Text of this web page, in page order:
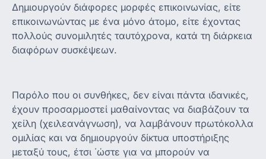
Δημιουργούν διάφορες μορφές επικοινωνίας, είτε
επικοινωνώντας με ένα μόνο άτομο, είτε έχοντας
πολλούς συνομιλητές ταυτόχρονα, κατά τη διάρκεια
διαφόρων συσκέψεων.
Παρόλο που οι συνθήκες, δεν είναι πάντα ιδανικές,
έχουν προσαρμοστεί μαθαίνοντας να διαβάζουν τα
χείλη (χειλεανάγνωση), να λαμβάνουν πρωτόκολλα
ομιλίας και να δημιουργούν δίκτυα υποστήριξης
μεταξύ τους, έτσι ΄ώστε για να μπορούν να